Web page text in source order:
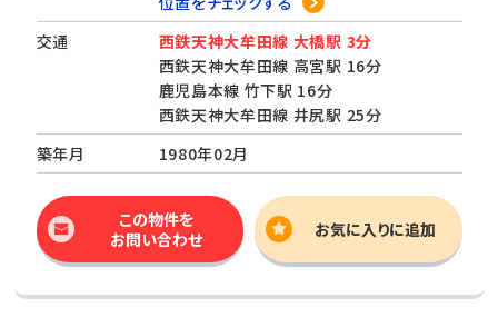
交通
西鉄天神大牟田線 大橋駅 3分
西鉄天神大牟田線 高宮駅 16分
鹿児島本線 竹下駅 16分
西鉄天神大牟田線 井尻駅 25分
築年月
1980年02月
この物件を
お問い合わせ
お気に入りに追加